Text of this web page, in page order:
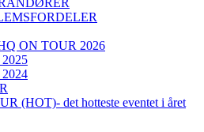
ON TOUR 2026
(HOT)- det hotteste eventet i året